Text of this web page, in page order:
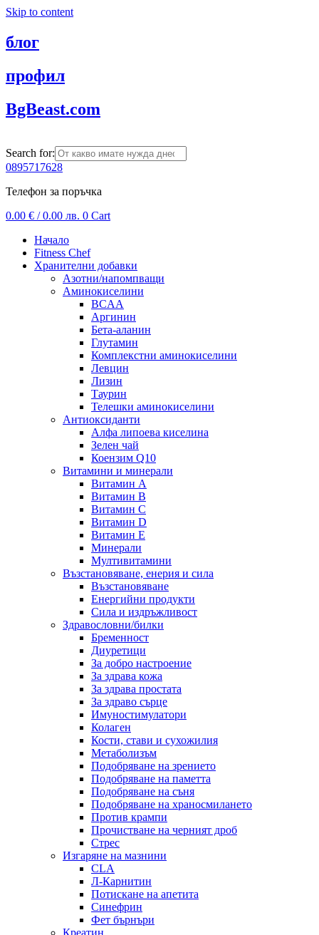
Skip to content
блог
профил
BgBeast.com
Search for:
0895717628
Телефон за поръчка
0.00 € / 0.00 лв. 0 Cart
Начало
Fitness Chef
Хранителни добавки
Азотни/напомпващи
Аминокиселини
BCAA
Аргинин
Бета-аланин
Глутамин
Комплекстни аминокиселини
Левцин
Лизин
Таурин
Телешки аминокиселини
Антиоксиданти
Алфа липоева киселина
Зелен чай
Коензим Q10
Витамини и минерали
Витамин А
Витамин B
Витамин C
Витамин D
Витамин E
Минерали
Мултивитамини
Възстановяване, енерия и сила
Възстановяване
Енергийни продукти
Сила и издръжливост
Здравословни/билки
Бременност
Диуретици
За добро настроение
За здрава кожа
За здрава простата
За здраво сърце
Имуностимулатори
Колаген
Кости, стави и сухожилия
Метаболизъм
Подобряване на зрението
Подобряване на паметта
Подобряване на съня
Подобряване на храносмилането
Против крампи
Прочистване на черният дроб
Стрес
Изгаряне на мазнини
CLA
Л-Карнитин
Потискане на апетита
Синефрин
Фет бърнъри
Креатин